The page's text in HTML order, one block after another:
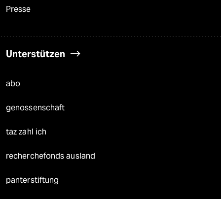
Presse
Unterstützen
abo
genossenschaft
taz zahl ich
recherchefonds ausland
panterstiftung